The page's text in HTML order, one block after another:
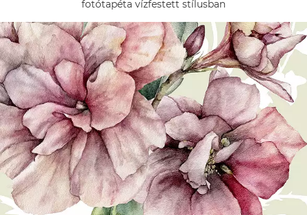
fotótapéta vízfestett stílusban